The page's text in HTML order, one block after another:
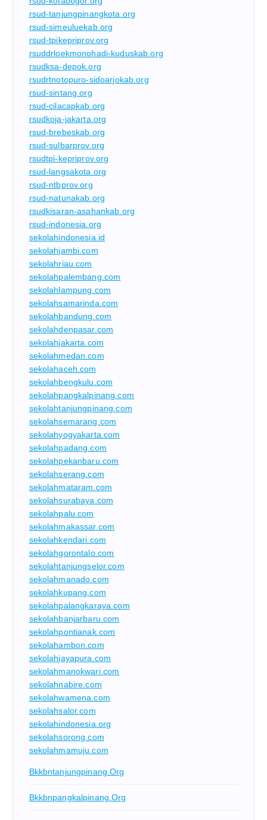
rsud-tanjungpinangkota.org
rsud-simeuluekab.org
rsud-tpikepriprov.org
rsuddrloekmonohadi-kuduskab.org
rsudksa-depok.org
rsudrtnotopuro-sidoarjokab.org
rsud-sintang.org
rsud-cilacapkab.org
rsudkoja-jakarta.org
rsud-brebeskab.org
rsud-sulbarprov.org
rsudtpi-kepriprov.org
rsud-langsakota.org
rsud-ntbprov.org
rsud-natunakab.org
rsudkisaran-asahankab.org
rsud-indonesia.org
sekolahindonesia.id
sekolahjambi.com
sekolahriau.com
sekolahpalembang.com
sekolahlampung.com
sekolahsamarinda.com
sekolahbandung.com
sekolahdenpasar.com
sekolahjakarta.com
sekolahmedan.com
sekolahaceh.com
sekolahbengkulu.com
sekolahpangkalpinang.com
sekolahtanjungpinang.com
sekolahsemarang.com
sekolahyogyakarta.com
sekolahpadang.com
sekolahpekanbaru.com
sekolahserang.com
sekolahmataram.com
sekolahsurabaya.com
sekolahpalu.com
sekolahmakassar.com
sekolahkendari.com
sekolahgorontalo.com
sekolahtanjungselor.com
sekolahmanado.com
sekolahkupang.com
sekolahpalangkaraya.com
sekolahbanjarbaru.com
sekolahpontianak.com
sekolahambon.com
sekolahjayapura.com
sekolahmanokwari.com
sekolahnabire.com
sekolahwamena.com
sekolahsalor.com
sekolahindonesia.org
sekolahsorong.com
sekolahmamuju.com
Bkkbntanjungpinang.org
Bkkbnpangkalpinang.org